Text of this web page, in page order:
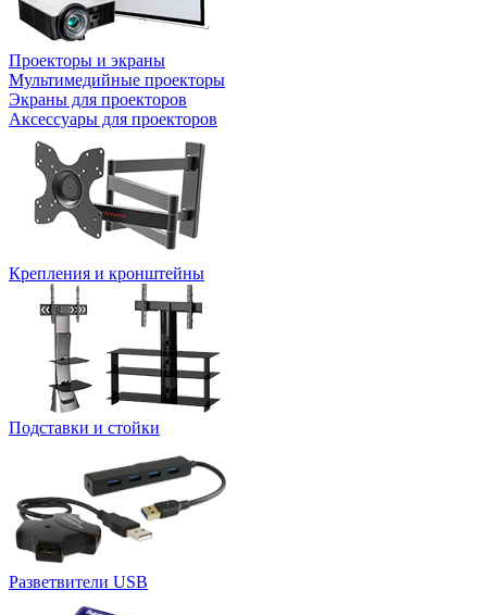
Проекторы и экраны
Мультимедийные проекторы
Экраны для проекторов
Аксессуары для проекторов
Крепления и кронштейны
Подставки и стойки
Разветвители USB